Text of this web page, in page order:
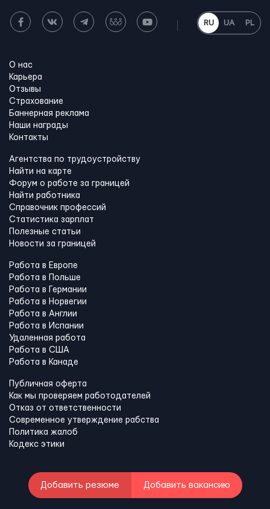
RU UA PL
О нас
Карьера
Отзывы
Страхование
Баннерная реклама
Наши награды
Контакты
Агентства по трудоустройству
Найти на карте
Форум о работе за границей
Найти работника
Справочник профессий
Статистика зарплат
Полезные статьи
Новости за границей
Работа в Европе
Работа в Польше
Работа в Германии
Работа в Норвегии
Работа в Англии
Работа в Испании
Удаленная работа
Работа в США
Работа в Канадe
Публичная оферта
Как мы проверяем работодателей
Отказ от ответственности
Современное утверждение рабства
Политика жалоб
Кодекс этики
Добавить резюме Добавить вакансию